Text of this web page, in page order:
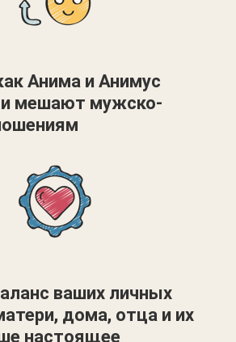
Анима и Анимус
мешают мужско-
ваших личных
дома, отца и их
настоящее